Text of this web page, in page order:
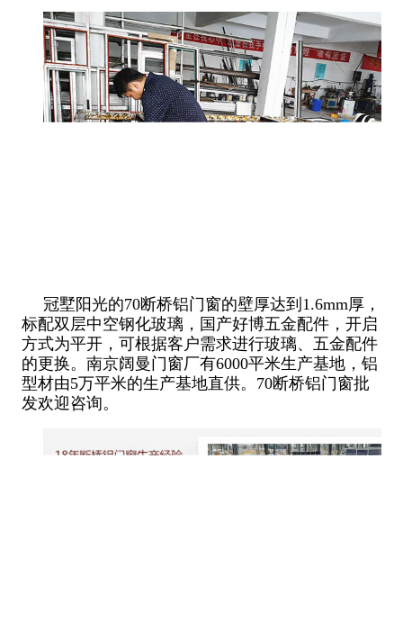
冠墅阳光的70断桥铝门窗的壁厚达到1.6mm厚，
标配双层中空钢化玻璃，国产好博五金配件，开启
方式为平开，可根据客户需求进行玻璃、五金配件
的更换。南京阔曼门窗厂有6000平米生产基地，铝
型材由5万平米的生产基地直供。70断桥铝门窗批
发欢迎咨询。